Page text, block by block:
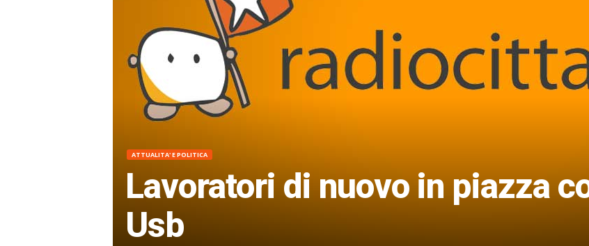
ATTUALITA' E POLITICA
Lavoratori di nuovo in piazza
Usb